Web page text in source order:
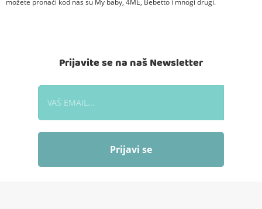
možete pronaći kod nas su My baby, 4ME, Bebetto i mnogi drugi.
Prijavite se na naš Newsletter
Prijavi se